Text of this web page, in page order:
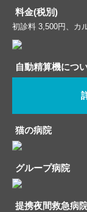
料金(税別)
初診料 3,500円、カ
自動精算機につ
猫の病院
グループ病院
提携夜間救急病